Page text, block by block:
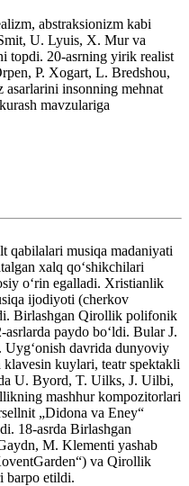
abstraksionizm kabi
U. Lyuis, X. Mur va
topdi. 20-asrning yirik realist
P. Xogart, L. Bredshou,
insonning mehnat
mavzulariga
qabilalari musiqa madaniyati
xalq qoʻshikchilari
oʻrin egalladi. Xristianlik
ijodiyoti (cherkov
Birlashgan Qirollik polifonik
paydo boʻldi. Bular J.
davrida dunyoviy
kuylari, teatr spektakli
U. Byord, T. Uilks, J. Uilbi,
mashhur kompozitorlari
„Didona va Eney“
18-asrda Birlashgan
M. Klementi yashab
va Qirollik
barpo etildi.